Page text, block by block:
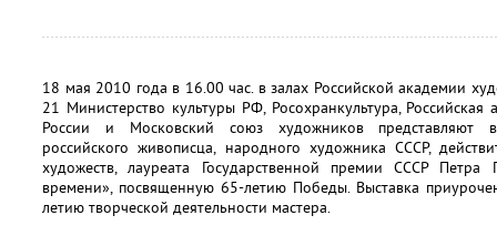
18 мая 2010 года в 16.00 час. в залах Российской академии
21 Министерство культуры РФ, Росохранкультура,
России и Московский союз художников представляют
российского живописца, народного художника СССР,
художеств, лауреата Государственной премии СССР Петра
времени», посвященную 65-летию Победы. Выставка
летию творческой деятельности мастера.